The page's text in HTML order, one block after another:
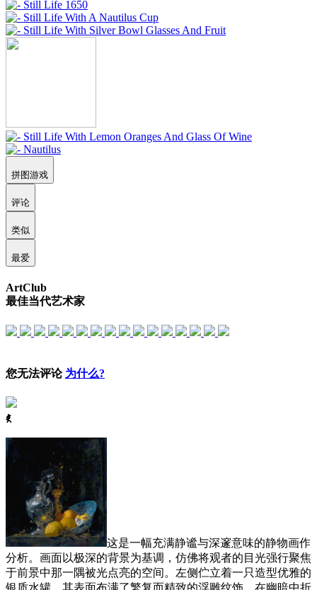
拼图游戏
评论
类似
最爱
ArtClub
最佳当代艺术家
您无法评论 为什么?
ꈅ
这是一幅充满静谧与深邃意味的静物画作
分析。画面以极深的背景为基调，仿佛将观者的目光强行聚焦
于前景中那一隅被光点亮的空间。左侧伫立着一只造型优雅的
银质水罐，其表面布满了繁复而精致的浮雕纹饰，在幽暗中折